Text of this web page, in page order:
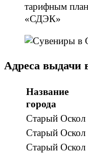
тарифным
«СДЭК»
Адреса выдачи
Название
города
Старый Оскол
Старый Оскол
Старый Оскол